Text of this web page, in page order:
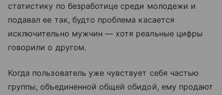
статистику по безработице среди молодежи и
подавал ее так, будто проблема касается
исключительно мужчин — хотя реальные цифры
говорили о другом.
Когда пользователь уже чувствует себя частью
группы, объединенной общей обидой, ему продают